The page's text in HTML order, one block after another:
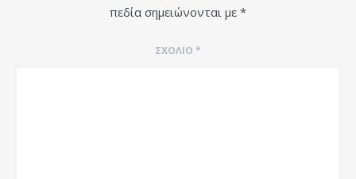
πεδία σημειώνονται με *
ΣΧΌΛΙΟ *